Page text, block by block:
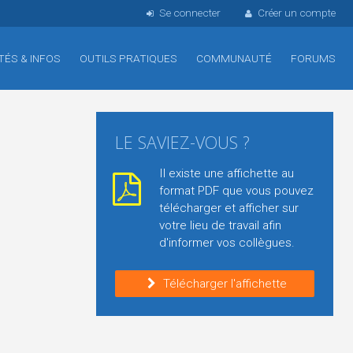
Se connecter Créer un compte
& INFOS OUTILS PRATIQUES COMMUNAUTÉ FORUMS
LE SAVIEZ-VOUS ?
Il existe une affichette au
format PDF que vous pouvez
télécharger et afficher sur
votre lieu de travail afin
d'informer vos collègues.
Télécharger l'affichette